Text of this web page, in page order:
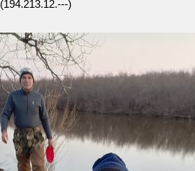
(194.213.12.---)